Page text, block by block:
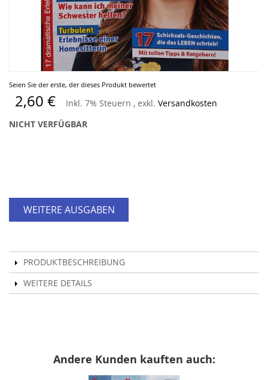
Seien Sie der erste, der dieses Produkt bewertet
2,60 € Inkl. 7% Steuern , exkl. Versandkosten
NICHT VERFÜGBAR
WEITERE AUSGABEN
PRODUKTBESCHREIBUNG
WEITERE DETAILS
Zum
Anfang
der
Bildergalerie
springen
Andere Kunden kauften auch: